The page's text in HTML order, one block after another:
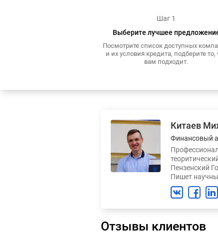
Шаг 1
Выберите лучшее
Посмотрите список доступных
и их условия кредита, подберите то,
вам подходит.
Китаев
Финансовый
Пензенский
Пишет
Отзывы клиентов